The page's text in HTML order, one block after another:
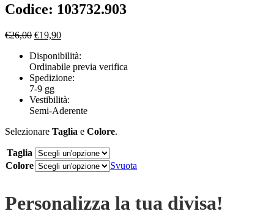
Codice: 103732.903
€26,00 Il
originale
era:
€26,00.
€19,90Il
attuale
è:
€19,90.
Disponibilità:
Ordinabile previa verifica
Spedizione:
7-9 gg
Vestibilità:
Semi-Aderente
Selezionare Taglia e Colore.
Taglia
Colore
Svuota
Personalizza la tua divisa!